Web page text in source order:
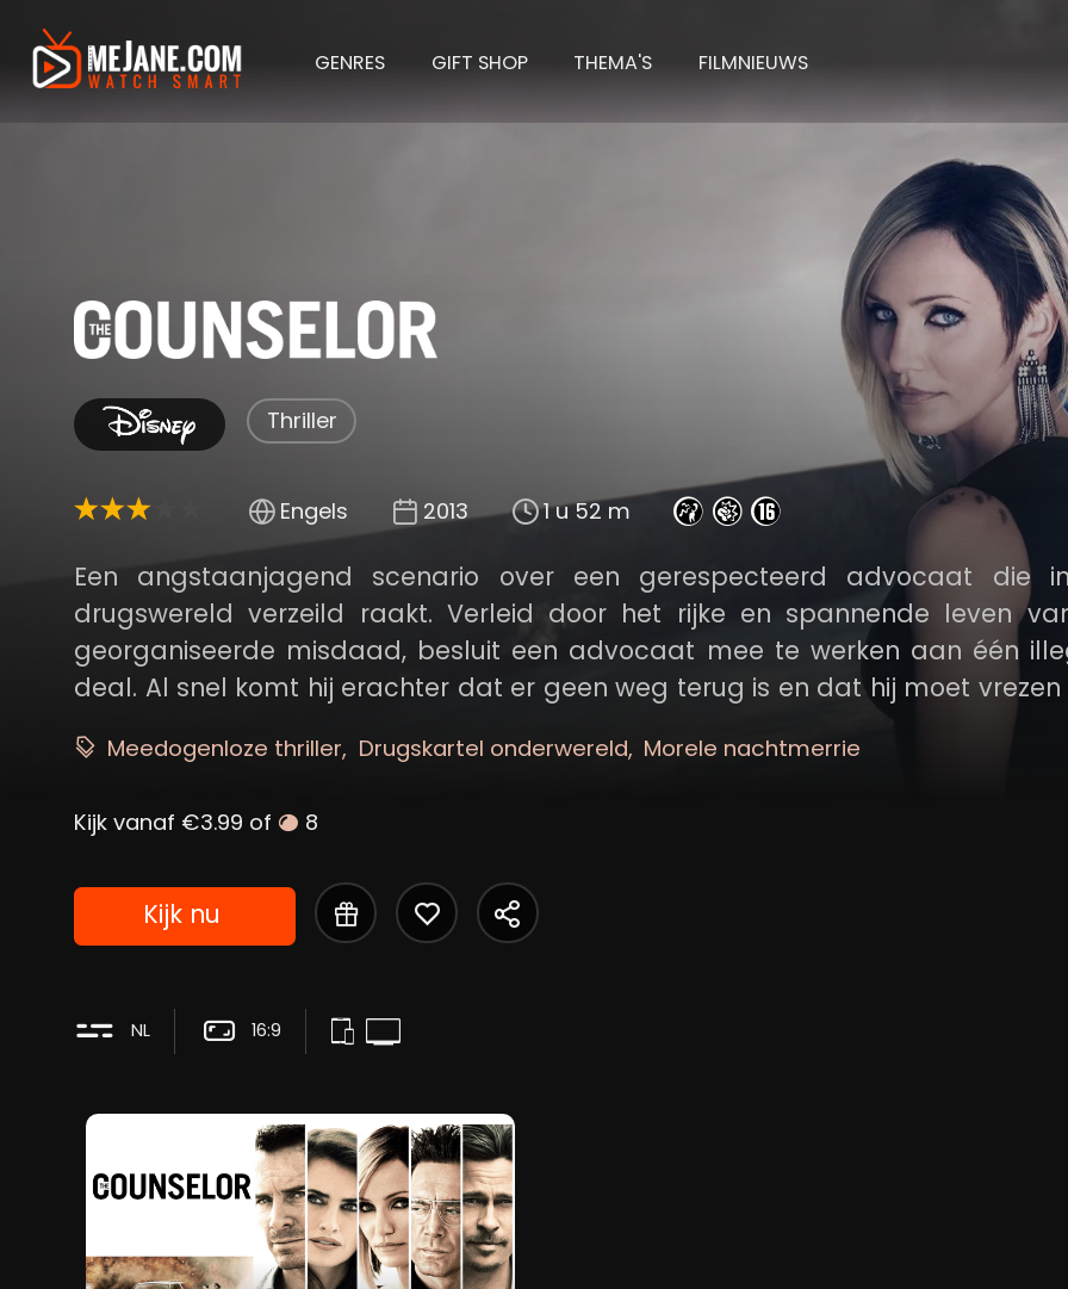
GENRES GIFT SHOP THEMA'S FILMNIEUWS
The Counselor
Thriller
Engels 2013 1 u 52 m
Een angstaanjagend scenario over een gerespecteerd advocaat die
drugswereld verzeild raakt. Verleid door het rijke en spannende leven
georganiseerde misdaad, besluit een advocaat mee te werken aan één
deal. Al snel komt hij erachter dat er geen weg terug is en dat hij moet vrezen
Meedogenloze thriller Drugskartel onderwereld Morele nachtmerrie
Kijk vanaf €3.99 of 8
Kijk nu
NL 16:9